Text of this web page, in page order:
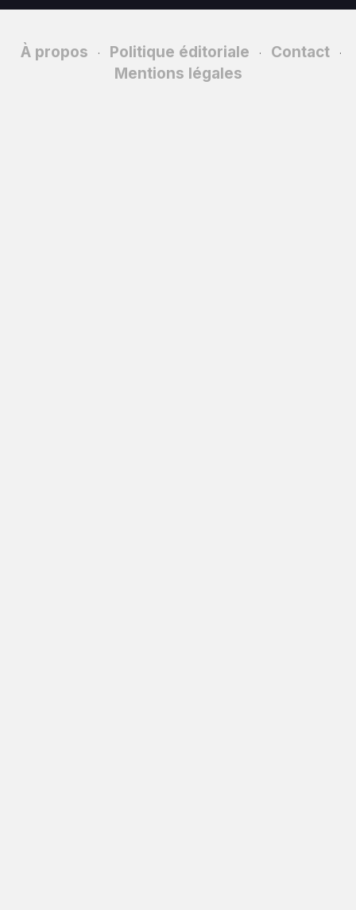
À propos · Politique éditoriale · Contact ·
Mentions légales